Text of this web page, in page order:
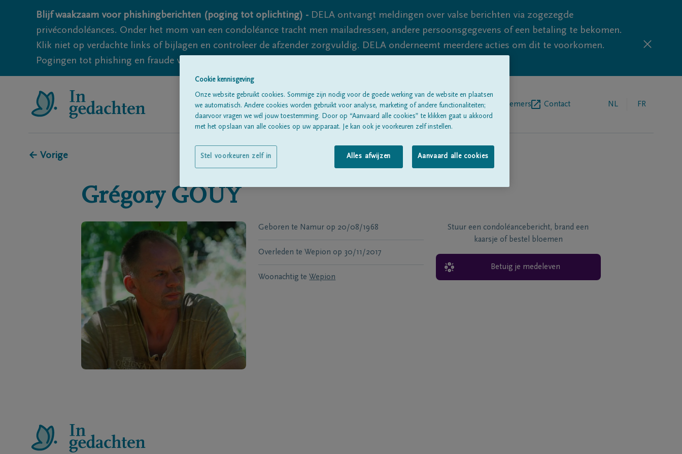
Blijf waakzaam voor phishingberichten (poging tot oplichting) - DELA ontvangt meldingen over valse berichten via zogezegde
privécondoléances. Onder het mom van een condoléance tracht men mailadressen, andere persoonsgegevens of een betaling te bekomen.
Klik niet op verdachte links of bijlagen en controleer de afzender zorgvuldig. DELA onderneemt meerdere acties om dit te voorkomen.
Pogingen tot phishing en fraude vallen echter nooit volledig uit te sluiten, dus blijf waakzaam.
Alle rouwberichtenOver onsBegrafenisondernemers Contact NL FR
← Vorige
Grégory GOUY
Geboren te Namur op 20/08/1968
Overleden te Wepion op 30/11/2017
Woonachtig te Wepion
Stuur een condoléancebericht, brand een
kaarsje of bestel bloemen
Betuig je medeleven
Cookie kennisgeving
Onze website gebruikt cookies. Sommige zijn nodig voor de goede werking van de website en plaatsen
we automatisch. Andere cookies worden gebruikt voor analyse, marketing of andere functionaliteiten;
daarvoor vragen we wél jouw toestemming. Door op “Aanvaard alle cookies” te klikken gaat u akkoord
met het opslaan van alle cookies op uw apparaat. Je kan ook je voorkeuren zelf instellen.
Alles afwijzen Aanvaard alle cookies
Stel voorkeuren zelf in